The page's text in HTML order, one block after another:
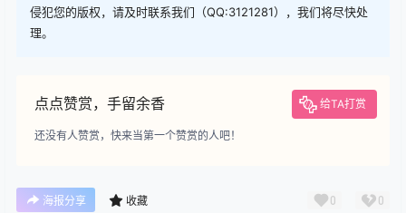
侵犯您的版权，请及时联系我们（QQ:3121281），我们将尽快处
理。
点点赞赏，手留余香 给TA打赏
还没有人赞赏，快来当第一个赞赏的人吧！
海报分享 收藏 0 0